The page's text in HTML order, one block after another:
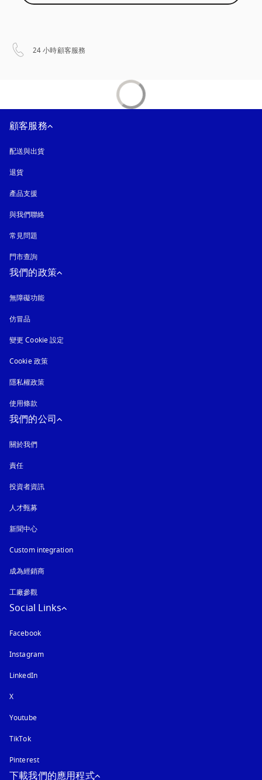
24 小時顧客服務
顧客服務
配送與出貨
退貨
產品支援
與我們聯絡
常見問題
門市查詢
我們的政策
無障礙功能
仿冒品
變更 Cookie 設定
Cookie 政策以新標籤頁開啟
隱私權政策
使用條款
我們的公司
關於我們
責任
投資者資訊
人才甄募
新聞中心
Custom integration
成為經銷商
工廠參觀
Social Links
Facebook
Instagram以新標籤頁開啟
LinkedIn
X
Youtube以新標籤頁開啟
TikTok
Pinterest
下載我們的應用程式